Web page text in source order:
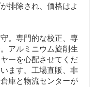
排除され、価格はよ
。専門的な校正、専
アルミニウム旋削生
ーを心配させてくだ
ます。工場直販、非
庫と物流センターが